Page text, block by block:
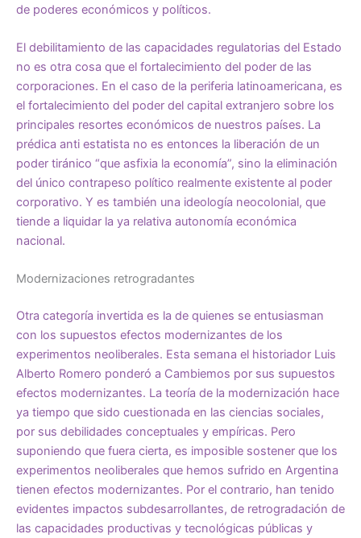
de poderes económicos y políticos.
El debilitamiento de las capacidades regulatorias del Estado
no es otra cosa que el fortalecimiento del poder de las
corporaciones. En el caso de la periferia latinoamericana, es
el fortalecimiento del poder del capital extranjero sobre los
principales resortes económicos de nuestros países. La
prédica anti estatista no es entonces la liberación de un
poder tiránico “que asfixia la economía”, sino la eliminación
del único contrapeso político realmente existente al poder
corporativo. Y es también una ideología neocolonial, que
tiende a liquidar la ya relativa autonomía económica
nacional.
Modernizaciones retrogradantes
Otra categoría invertida es la de quienes se entusiasman
con los supuestos efectos modernizantes de los
experimentos neoliberales. Esta semana el historiador Luis
Alberto Romero ponderó a Cambiemos por sus supuestos
efectos modernizantes. La teoría de la modernización hace
ya tiempo que sido cuestionada en las ciencias sociales,
por sus debilidades conceptuales y empíricas. Pero
suponiendo que fuera cierta, es imposible sostener que los
experimentos neoliberales que hemos sufrido en Argentina
tienen efectos modernizantes. Por el contrario, han tenido
evidentes impactos subdesarrollantes, de retrogradación de
las capacidades productivas y tecnológicas públicas y